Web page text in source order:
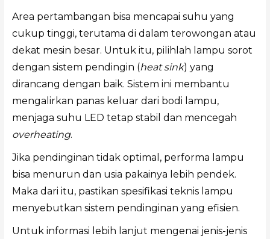
Area pertambangan bisa mencapai suhu yang
cukup tinggi, terutama di dalam terowongan atau
dekat mesin besar. Untuk itu, pilihlah lampu sorot
dengan sistem pendingin (heat sink) yang
dirancang dengan baik. Sistem ini membantu
mengalirkan panas keluar dari bodi lampu,
menjaga suhu LED tetap stabil dan mencegah
overheating.
Jika pendinginan tidak optimal, performa lampu
bisa menurun dan usia pakainya lebih pendek.
Maka dari itu, pastikan spesifikasi teknis lampu
menyebutkan sistem pendinginan yang efisien.
Untuk informasi lebih lanjut mengenai jenis-jenis